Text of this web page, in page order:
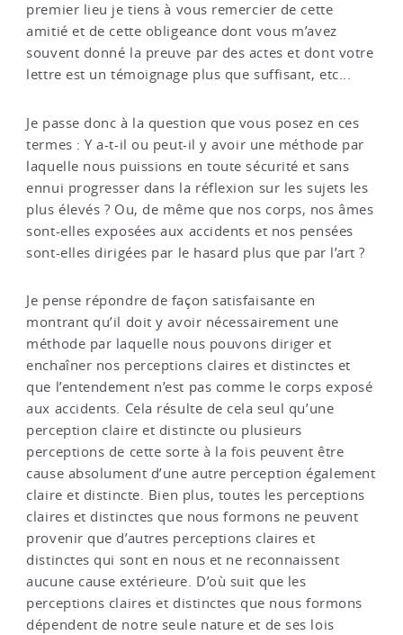
premier lieu je tiens à vous remercier de cette
amitié et de cette obligeance dont vous m’avez
souvent donné la preuve par des actes et dont votre
lettre est un témoignage plus que suffisant, etc...
Je passe donc à la question que vous posez en ces
termes : Y a-t-il ou peut-il y avoir une méthode par
laquelle nous puissions en toute sécurité et sans
ennui progresser dans la réflexion sur les sujets les
plus élevés ? Ou, de même que nos corps, nos âmes
sont-elles exposées aux accidents et nos pensées
sont-elles dirigées par le hasard plus que par l’art ?
Je pense répondre de façon satisfaisante en
montrant qu’il doit y avoir nécessairement une
méthode par laquelle nous pouvons diriger et
enchaîner nos perceptions claires et distinctes et
que l’entendement n’est pas comme le corps exposé
aux accidents. Cela résulte de cela seul qu’une
perception claire et distincte ou plusieurs
perceptions de cette sorte à la fois peuvent être
cause absolument d’une autre perception également
claire et distincte. Bien plus, toutes les perceptions
claires et distinctes que nous formons ne peuvent
provenir que d’autres perceptions claires et
distinctes qui sont en nous et ne reconnaissent
aucune cause extérieure. D’où suit que les
perceptions claires et distinctes que nous formons
dépendent de notre seule nature et de ses lois